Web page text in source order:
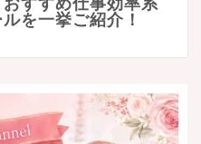
おすすめ仕事効率系
を一挙ご紹介！